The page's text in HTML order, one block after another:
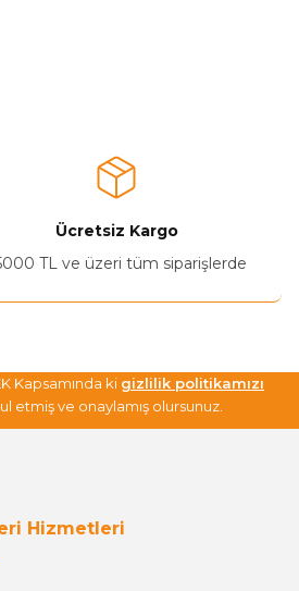
Ücretsiz Kargo
TL ve üzeri tüm siparişlerde
Kapsamında ki gizlilik politikamızı
etmiş ve onaylamış olursunuz.
Hizmetleri